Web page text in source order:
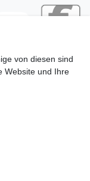
von diesen sind
Website und Ihre